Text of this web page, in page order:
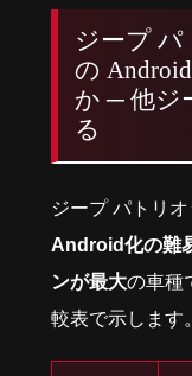
ジープ パ
の
か ─ 他ジ
る
ジープ パトリ
Android化の難
ンが最大の車種
較表で示します。